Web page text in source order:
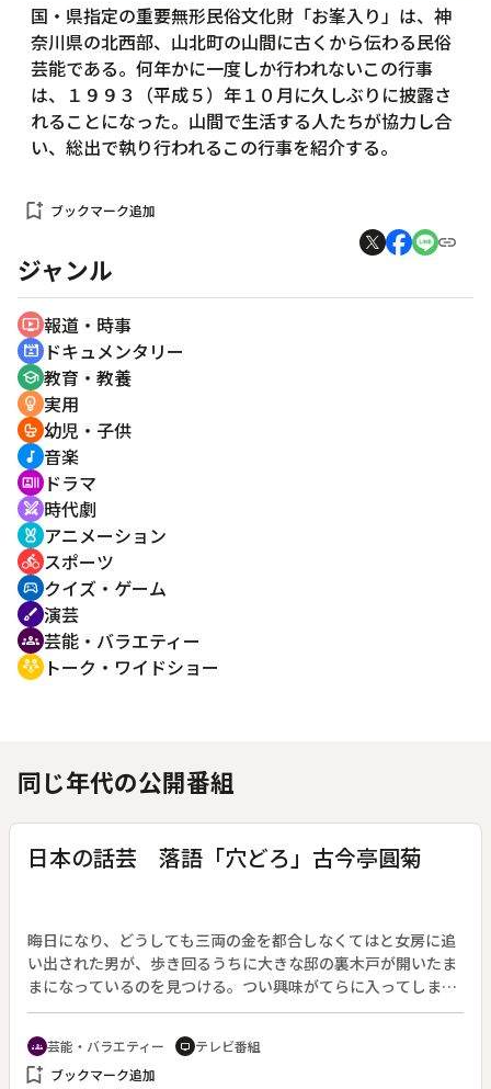
国・県指定の重要無形民俗文化財「お峯入り」は、神
奈川県の北西部、山北町の山間に古くから伝わる民俗
芸能である。何年かに一度しか行われないこの行事
は、１９９３（平成５）年１０月に久しぶりに披露さ
れることになった。山間で生活する人たちが協力し合
い、総出で執り行われるこの行事を紹介する。
bookmark_add ブックマーク追加
ジャンル
ondemand_video 報道・時事
cinematic_blur ドキュメンタリー
school 教育・教養
emoji_objects 実用
crib 幼児・子供
music_note 音楽
recent_actors ドラマ
swords 時代劇
cruelty_free アニメーション
directions_bike スポーツ
sports_esports クイズ・ゲーム
brush 演芸
groups 芸能・バラエティー
adaptive_audio_mic トーク・ワイドショー
同じ年代の公開番組
日本の話芸 落語「穴どろ」古今亭圓菊
晦日になり、どうしても三両の金を都合しなくてはと女房に追
い出された男が、歩き回るうちに大きな邸の裏木戸が開いたま
まになっているのを見つける。つい興味がてらに入ってしま
い、挙句の果てに台所の穴ぐらに落ちてしまう。「泥棒だ」と
主人が助けを求めた男は、強がりばかりで動かない。仕方なく
主人は賞金をつける。賞金の額が一両から二両に上がり、「仕
方がない、それじゃ三両でどうだ」と言うと、穴の中から「三
groups 芸能・バラエティー tv テレビ番組
bookmark_add ブックマーク追加